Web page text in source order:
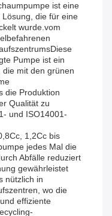
ist eine
die für eine
wurde.vom
Pumpe ist ein
die mit den grünen
die Produktion
Qualität zu
und ISO14001-
1,2Cc bis
jedes Mal die
Abfälle reduziert
gewährleistet
nützlich in
wo die
effiziente